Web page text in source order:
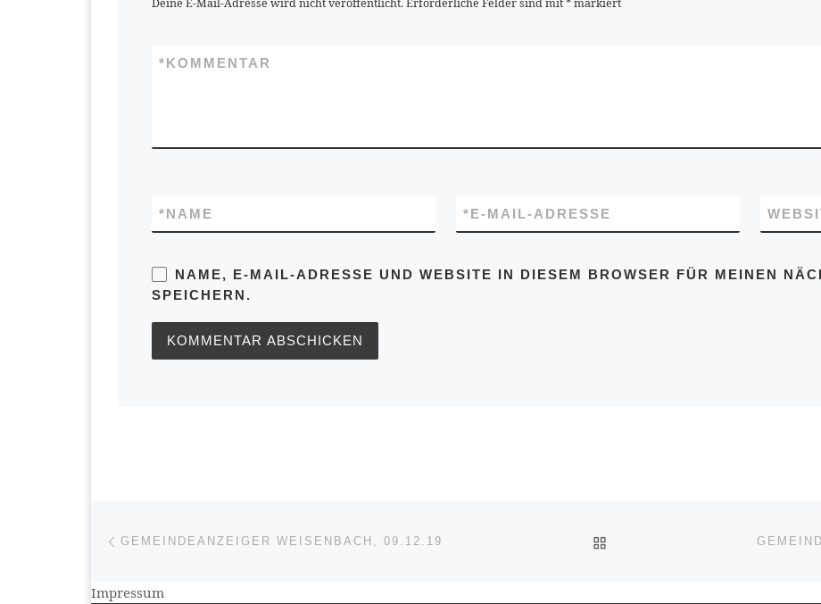
Deine E-Mail-Adresse wird nicht veröffentlicht. Erforderliche Felder sind mit*markiert
KOMMENTAR
*
NAME
* E-MAIL-ADRESSE
*
NAME, E-MAIL-ADRESSE UND WEBSITE IN DIESEM BROWSER FÜR MEINEN
SPEICHERN.
Beitragsnavigation
GEMEINDEANZEIGER WEISENBACH, 09.12.19 ZURÜCK ZUR
Impressum